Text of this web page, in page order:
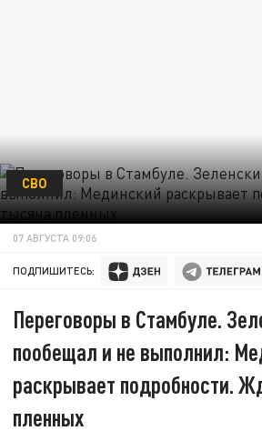
СВО
07 АВГУСТА 09:06
ПОДПИШИТЕСЬ:
Переговоры в Стамбуле.
пообещал и не выполнил:
раскрывает подробности.
пленных